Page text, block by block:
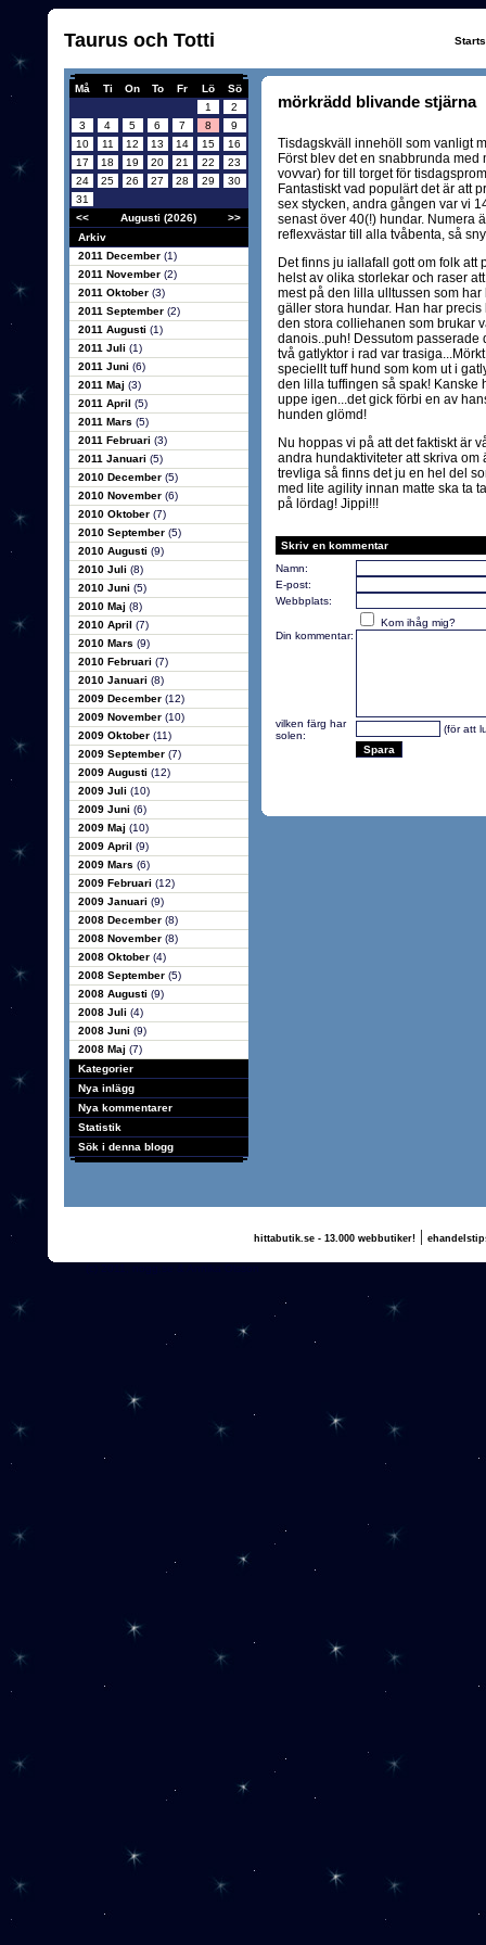
Taurus och Totti
Må Ti On To Fr Lö
Sö
1
2
3
4 5 6 7 8
9
10
11 12 13 14 15
16
17
18 19 20 21 22
23
24
25 26 27 28 29
30
31
<<
Augusti (2026)
>>
Arkiv
2011 December (1)
2011 November (2)
2011 Oktober (3)
2011 September (2)
2011 Augusti (1)
2011 Juli (1)
2011 Juni (6)
2011 Maj (3)
2011 April (5)
2011 Mars (5)
2011 Februari (3)
2011 Januari (5)
2010 December (5)
2010 November (6)
2010 Oktober (7)
2010 September (5)
2010 Augusti (9)
2010 Juli (8)
2010 Juni (5)
2010 Maj (8)
2010 April (7)
2010 Mars (9)
2010 Februari (7)
2010 Januari (8)
2009 December (12)
2009 November (10)
2009 Oktober (11)
2009 September (7)
2009 Augusti (12)
2009 Juli (10)
2009 Juni (6)
2009 Maj (10)
2009 April (9)
2009 Mars (6)
2009 Februari (12)
2009 Januari (9)
2008 December (8)
2008 November (8)
2008 Oktober (4)
2008 September (5)
2008 Augusti (9)
2008 Juli (4)
2008 Juni (9)
2008 Maj (7)
Kategorier
Nya inlägg
Nya kommentarer
Statistik
Sök i denna blogg
mörkrädd blivande stjärna
Tisdagskväll innehöll som vanligt
Först blev det en snabbrunda
vovvar) for till torget för
Fantastiskt vad populärt det är att
sex stycken, andra gången var vi
senast över 40(!) hundar. Numera
reflexvästar till alla tvåbenta, så
Det finns ju iallafall gott om folk
helst av olika storlekar och raser
mest på den lilla ulltussen som
gäller stora hundar. Han har
den stora colliehanen som brukar
danois..puh! Dessutom passerade
två gatlyktor i rad var
speciellt tuff hund som kom ut i
den lilla tuffingen så spak! Kanske
uppe igen...det gick förbi en av
hunden glömd!
Nu hoppas vi på att det faktiskt är
andra hundaktiviteter att skriva om
trevliga så finns det ju en hel del
med lite agility innan matte ska ta
på lördag! Jippi!!!
Skriv en kommentar
Namn:
E-post:
Webbplats:
Kom ihåg mig?
Din kommentar:
vilken färg har
solen:
(för att
hittabutik.se - 13.000 webbutiker!|